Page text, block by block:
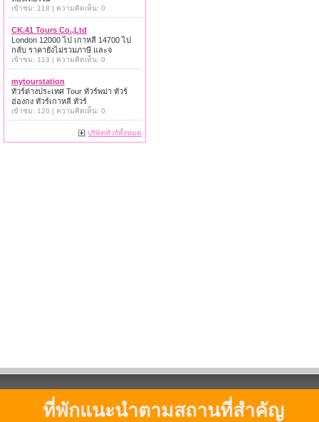
เข้าชม: 118 | ความคิดเห็น: 0
CK.41 Tours Co.,Ltd
London 12000 ไป เกาหลี 14700 ไป
กลับ ราคายังไม่รวมภาษี และจ
เข้าชม: 113 | ความคิดเห็น: 0
mytourstation
ทัวร์ต่างประเทศ Tour ทัวร์พม่า ทัวร์
ฮ่องกง ทัวร์เกาหลี ทัวร์
เข้าชม: 120 | ความคิดเห็น: 0
บริษัททัวร์ทั้งหมด
ที่พักแนะนำตามสถานที่สำคัญ